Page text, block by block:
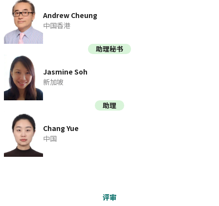
Andrew Cheung
中国香港
助理秘书
Jasmine Soh
新加坡
助理
Chang Yue
中国
评审